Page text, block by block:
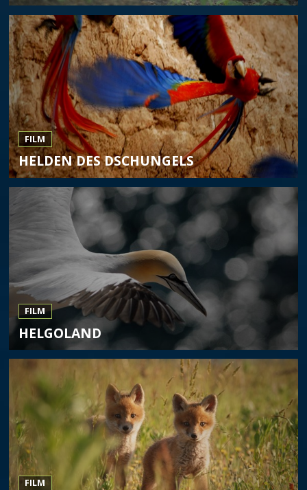
FILM
HELDEN DES DSCHUNGELS
FILM
HELGOLAND
FILM